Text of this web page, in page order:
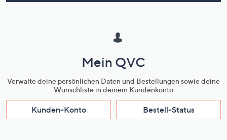
Mein QVC
Verwalte deine persönlichen Daten und Bestellungen sowie deine
Wunschliste in deinem Kundenkonto
Kunden-Konto Bestell-Status